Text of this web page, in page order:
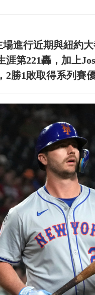
進行近期與紐約
涯第221轟，加上
勝1敗取得系列賽優